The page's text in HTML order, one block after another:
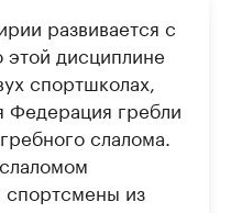
развивается с
дисциплине
спортшколах,
Федерация гребли
слалома.
спортсмены из